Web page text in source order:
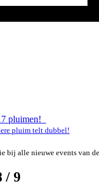
pluimen!
pluim telt dubbel!
bij alle nieuwe events van
/ 9